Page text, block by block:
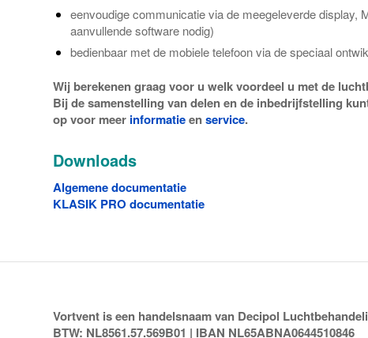
eenvoudige communicatie via de meegeleverde display,
aanvullende software nodig)
bedienbaar met de mobiele telefoon via de speciaal
Wij berekenen graag voor u welk voordeel u met de
Bij de samenstelling van delen en de inbedrijfstelling
op voor meer informatieenservice.
Downloads
Algemene documentatie
KLASIK PRO documentatie
Vortvent is een handelsnaam van Decipol
BTW: NL8561.57.569B01 | IBAN NL65ABNA0644510846